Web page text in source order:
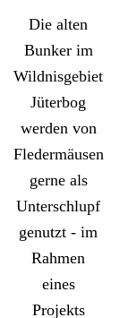
Die alten
Bunker im
Wildnisgebiet
Jüterbog
werden von
Fledermäusen
gerne als
Unterschlupf
genutzt - im
Rahmen
eines
Projekts